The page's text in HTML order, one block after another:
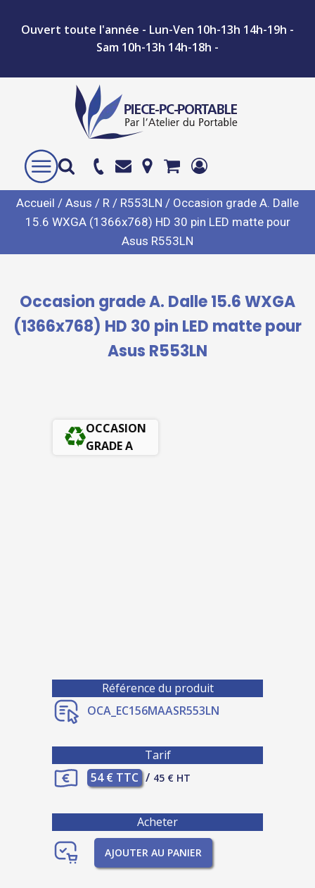
Ouvert toute l'année - Lun-Ven 10h-13h 14h-19h -
Sam 10h-13h 14h-18h -
Accueil / Asus / R / R553LN / Occasion grade A. Dalle
15.6 WXGA (1366x768) HD 30 pin LED matte pour
Asus R553LN
Occasion grade A. Dalle 15.6 WXGA
(1366x768) HD 30 pin LED matte pour
Asus R553LN
OCCASION
GRADE A
Référence du produit
OCA_EC156MAASR553LN
Tarif
54 € TTC / 45 € HT
Acheter
AJOUTER AU PANIER